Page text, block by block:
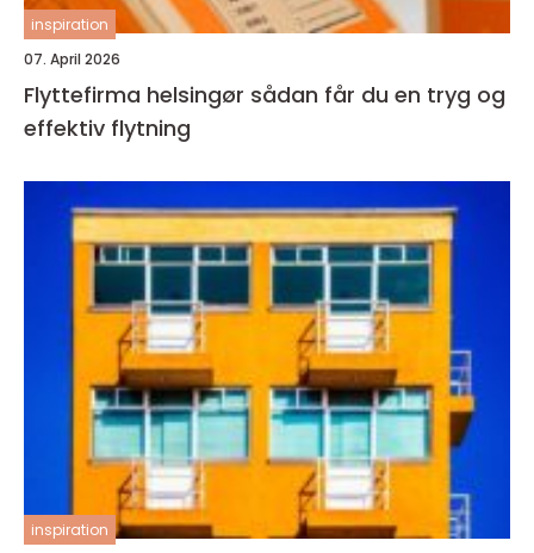
inspiration
07. April 2026
Flyttefirma helsingør sådan får du en tryg og
effektiv flytning
inspiration